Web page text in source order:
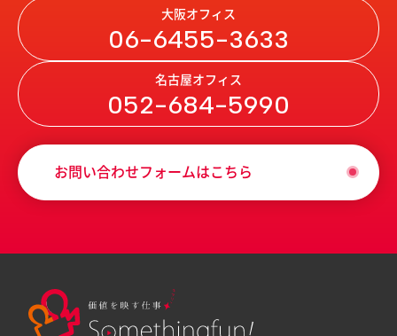
大阪オフィス
06-6455-3633
名古屋オフィス
052-684-5990
お問い合わせフォームはこちら